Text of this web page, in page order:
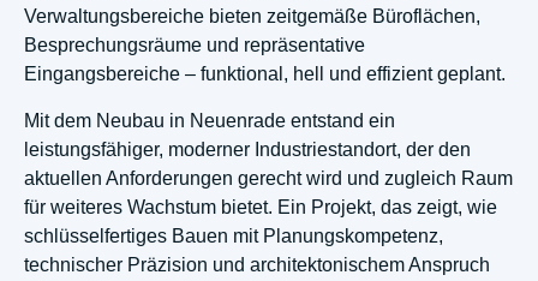
Verwaltungsbereiche bieten zeitgemäße Büroflächen,
Besprechungsräume und repräsentative
Eingangsbereiche – funktional, hell und effizient geplant.
Mit dem Neubau in Neuenrade entstand ein
leistungsfähiger, moderner Industriestandort, der den
aktuellen Anforderungen gerecht wird und zugleich Raum
für weiteres Wachstum bietet. Ein Projekt, das zeigt, wie
schlüsselfertiges Bauen mit Planungskompetenz,
technischer Präzision und architektonischem Anspruch